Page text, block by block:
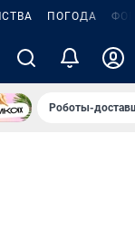
ПОГОДА
Роботы-